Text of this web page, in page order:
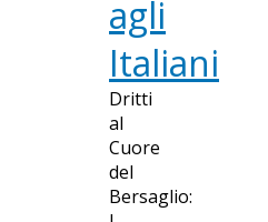
agli
Italiani
Dritti
al
Cuore
del
Bersaglio: